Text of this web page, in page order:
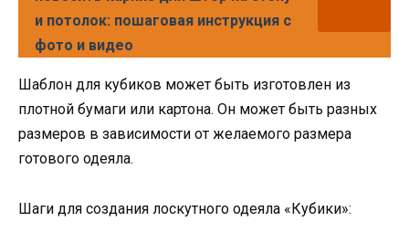
и потолок: пошаговая инструкция с
фото и видео
Шаблон для кубиков может быть изготовлен из
плотной бумаги или картона. Он может быть разных
размеров в зависимости от желаемого размера
готового одеяла.
Шаги для создания лоскутного одеяла «Кубики»: